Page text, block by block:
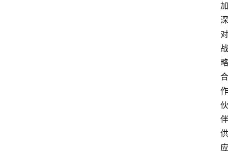
加
深
对
战
略
合
作
伙
伴
供
应